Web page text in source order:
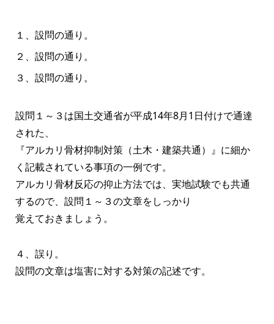
１、設問の通り。
２、設問の通り。
３、設問の通り。
設問１～３は国土交通省が平成14年8月1日付けで通達
された、
『アルカリ骨材抑制対策（土木・建築共通）』に細か
く記載されている事項の一例です。
アルカリ骨材反応の抑止方法では、実地試験でも共通
するので、設問１～３の文章をしっかり
覚えておきましょう。
４、誤り。
設問の文章は塩害に対する対策の記述です。